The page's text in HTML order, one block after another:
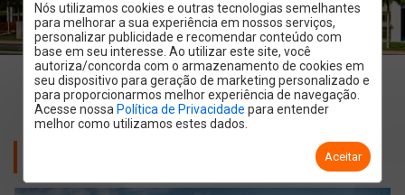
Nós utilizamos cookies e outras tecnologias semelhantes
para melhorar a sua experiência em nossos serviços,
personalizar publicidade e recomendar conteúdo com
base em seu interesse. Ao utilizar este site, você
autoriza/concorda com o armazenamento de cookies em
seu dispositivo para geração de marketing personalizado e
para proporcionarmos melhor experiência de navegação.
Acesse nossa Política de Privacidade para entender
melhor como utilizamos estes dados.
Aceitar
UNIDADES DISPONÍVEIS